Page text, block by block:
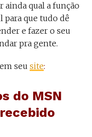
qual a função
que tudo dê
e fazer o seu
pra gente.
seu site:
do MSN